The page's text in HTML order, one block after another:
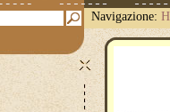
Navigazione: